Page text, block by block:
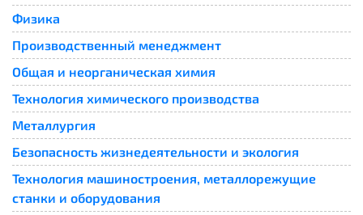
Физика
Производственный менеджмент
Общая и неорганическая химия
Технология химического производства
Металлургия
Безопасность жизнедеятельности и экология
Технология машиностроения, металлорежущие
станки и оборудования